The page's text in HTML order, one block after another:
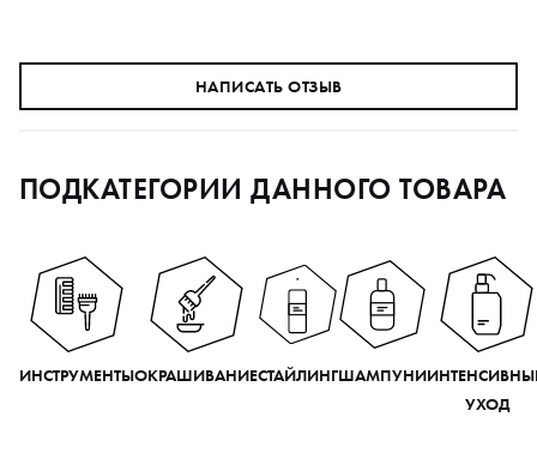
НАПИСАТЬ ОТЗЫВ
ПОДКАТЕГОРИИ ДАННОГО ТОВАРА
ИНСТРУМЕНТЫОКРАШИВАНИЕСТАЙЛИНГШАМПУНИ
УХОД